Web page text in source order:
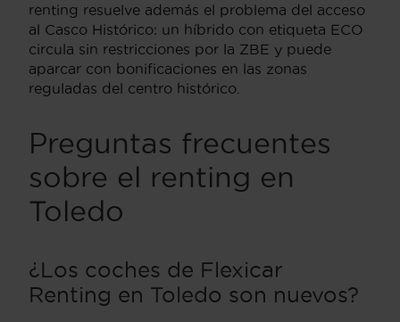
renting resuelve además el problema del acceso
al Casco Histórico: un híbrido con etiqueta ECO
circula sin restricciones por la ZBE y puede
aparcar con bonificaciones en las zonas
reguladas del centro histórico.
Preguntas frecuentes
sobre el renting en
Toledo
¿Los coches de Flexicar
Renting en Toledo son nuevos?